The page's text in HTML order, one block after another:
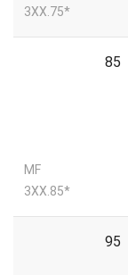
3XX.75*
MF
3XX.85*
85
95